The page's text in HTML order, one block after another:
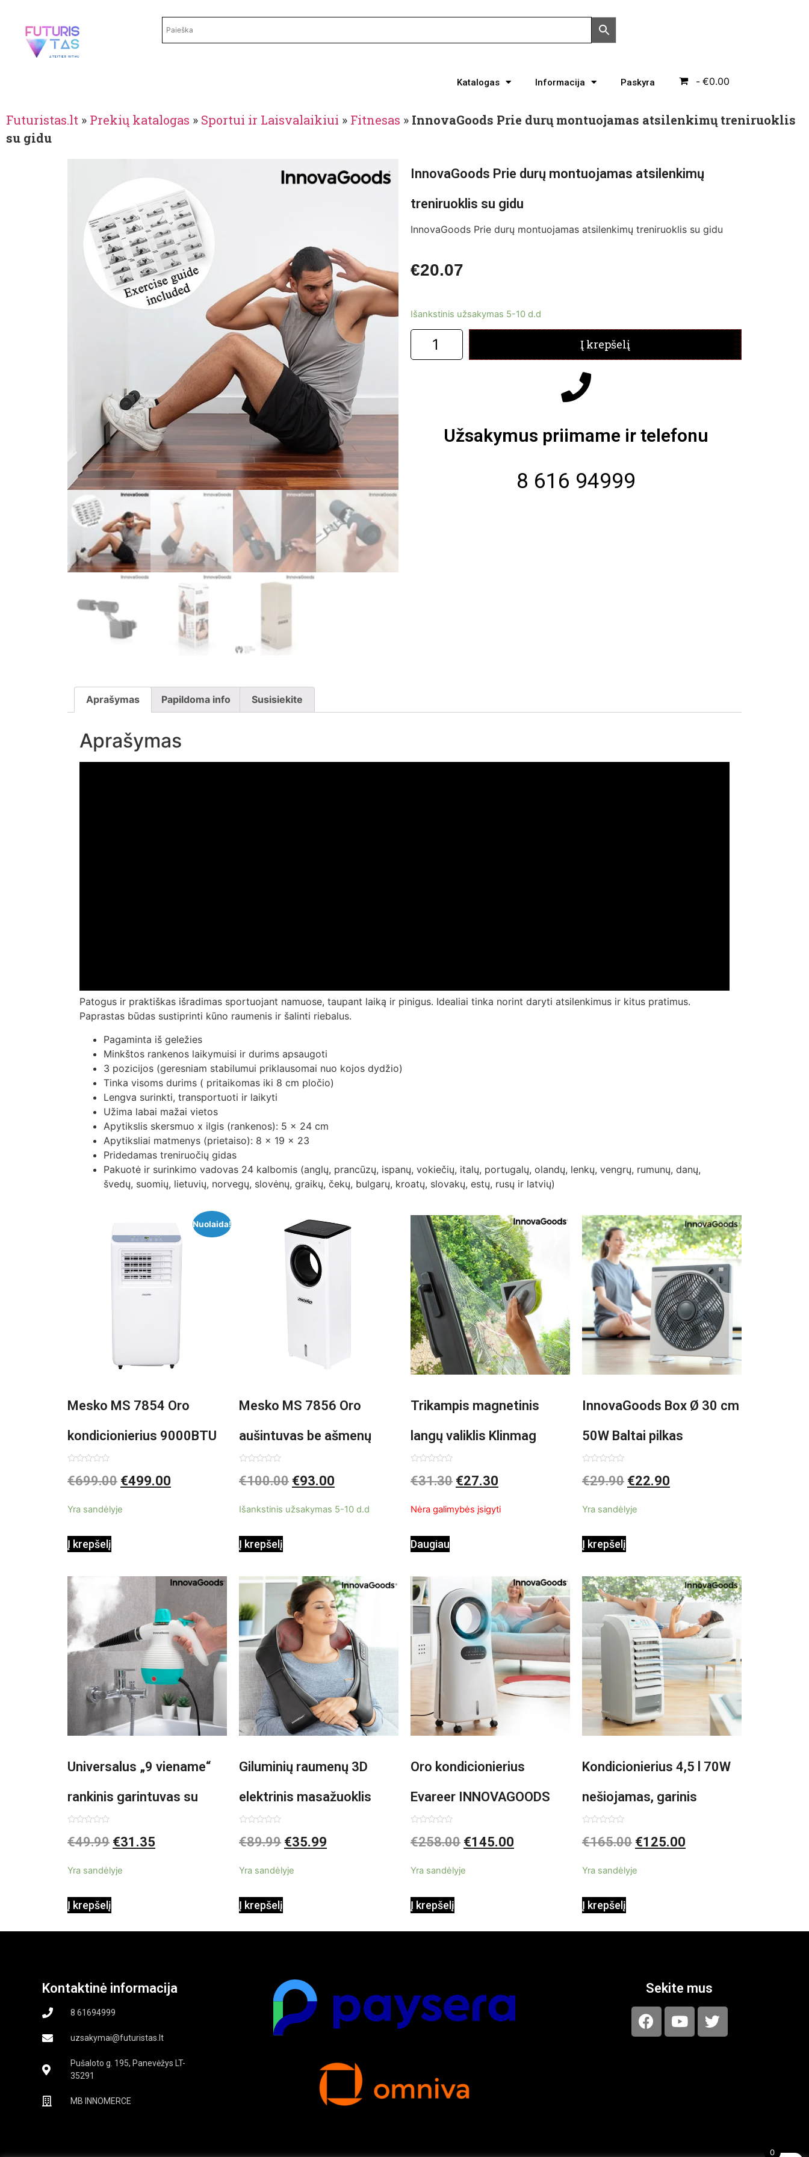
Katalogas Informacija Paskyra €0.00
Futuristas.lt » Prekių katalogas » Sportui ir Laisvalaikiui » Fitnesas » InnovaGoods Prie durų montuojamas atsilenkimų treniruoklis
su gidu
InnovaGoods Prie durų montuojamas atsilenkimų
treniruoklis su gidu
InnovaGoods Prie durų montuojamas atsilenkimų treniruoklis su gidu
€20.07
Išankstinis užsakymas 5-10 d.d
Į krepšelį
Užsakymus priimame ir telefonu
8 616 94999
Aprašymas Papildoma info Susisiekite
Aprašymas
Patogus ir praktiškas išradimas sportuojant namuose, taupant laiką ir pinigus. Idealiai tinka norint daryti atsilenkimus ir kitus pratimus.
Paprastas būdas sustiprinti kūno raumenis ir šalinti riebalus.
Pagaminta iš geležies
Minkštos rankenos laikymuisi ir durims apsaugoti
3 pozicijos (geresniam stabilumui priklausomai nuo kojos dydžio)
Tinka visoms durims ( pritaikomas iki 8 cm pločio)
Lengva surinkti, transportuoti ir laikyti
Užima labai mažai vietos
Apytikslis skersmuo x ilgis (rankenos): 5 x 24 cm
Apytiksliai matmenys (prietaiso): 8 x 19 x 23
Pridedamas treniruočių gidas
Pakuotė ir surinkimo vadovas 24 kalbomis (anglų, prancūzų, ispanų, vokiečių, italų, portugalų, olandų, lenkų, vengrų, rumunų, danų,
švedų, suomių, lietuvių, norvegų, slovėnų, graikų, čekų, bulgarų, kroatų, slovakų, estų, rusų ir latvių)
Nuolaida!
Mesko MS 7854 Oro
kondicionierius 9000BTU
0
iš
€699.00 €499.00
Yra sandėlyje
Į krepšelį
Mesko MS 7856 Oro
aušintuvas be ašmenų
3in1
0
iš
€100.00 €93.00
Išankstinis užsakymas 5-10 d.d
Į krepšelį
Trikampis magnetinis
langų valiklis Klinmag
InnovaGoods
0
iš
€31.30 €27.30
Nėra galimybės įsigyti
Daugiau
InnovaGoods Box Ø 30 cm
50W Baltai pilkas
pastatomas ventiliatorius
0
iš
€29.90 €22.90
Yra sandėlyje
Į krepšelį
Universalus „9 viename“
rankinis garintuvas su
priedais Steany
0
iš
€49.99 €31.35
Yra sandėlyje
Į krepšelį
Giluminių raumenų 3D
elektrinis masažuoklis
InnovaGoods Shiatsu
0
iš
€89.99 €35.99
Yra sandėlyje
Į krepšelį
Oro kondicionierius
Evareer INNOVAGOODS
90W mobilus, garinamasis,
0
iš
€258.00 €145.00
Yra sandėlyje
Į krepšelį
Kondicionierius 4,5 l 70W
nešiojamas, garinis
0
iš
€165.00 €125.00
Yra sandėlyje
Į krepšelį
Kontaktinė informacija
8 61694999
uzsakymai@futuristas.lt
Pušaloto g. 195, Panevėžys LT-
35291
MB INNOMERCE
Sekite mus
0